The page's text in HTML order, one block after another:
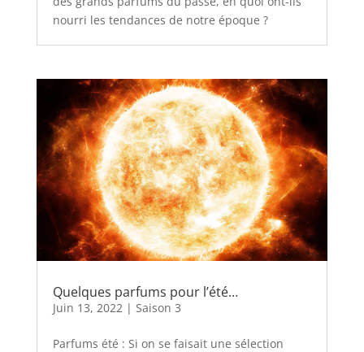
nourri les tendances de notre époque ?
Quelques parfums pour l’été…
Juin 13, 2022 | Saison 3
Parfums été : Si on se faisait une sélection